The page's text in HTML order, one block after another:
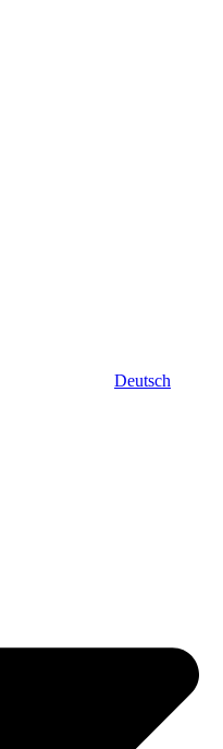
Deutsch